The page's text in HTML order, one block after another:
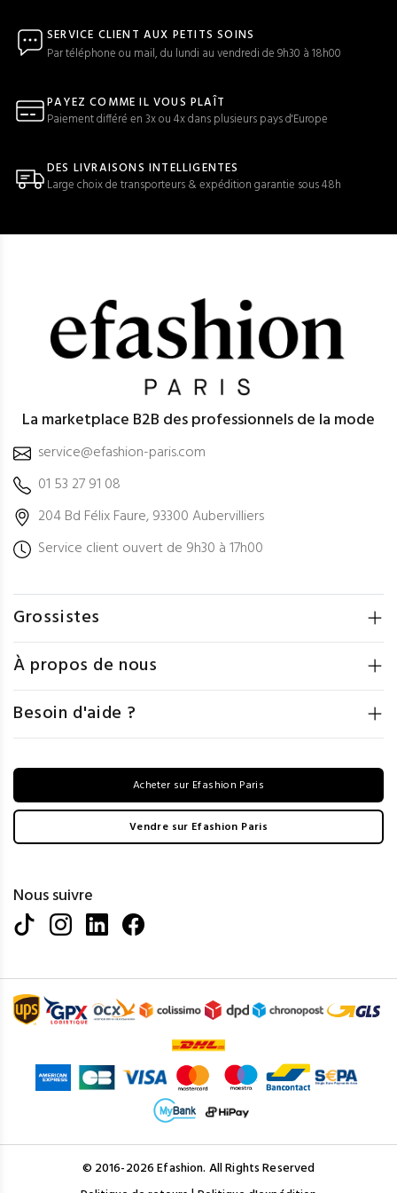
SERVICE CLIENT AUX PETITS SOINS
Par téléphone ou mail, du lundi au vendredi de 9h30 à 18h00
PAYEZ COMME IL VOUS PLAÎT
Paiement différé en 3x ou 4x dans plusieurs pays d'Europe
DES LIVRAISONS INTELLIGENTES
Large choix de transporteurs & expédition garantie sous 48h
La marketplace B2B des professionnels de la mode
service@efashion-paris.com
01 53 27 91 08
204 Bd Félix Faure, 93300 Aubervilliers
Service client ouvert de 9h30 à 17h00
Grossistes
À propos de nous
Besoin d'aide ?
Acheter sur Efashion Paris
Vendre sur Efashion Paris
Nous suivre
© 2016-2026 Efashion. All Rights Reserved